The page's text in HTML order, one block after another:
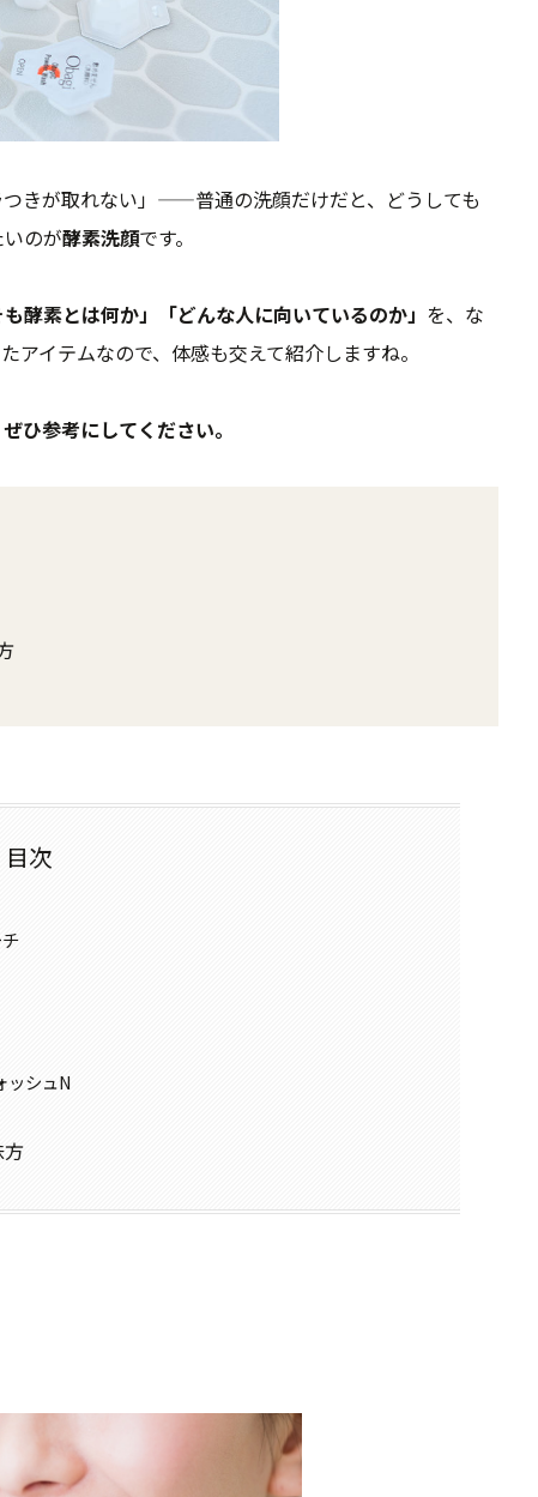
つきが取れない」——普通の洗顔だけだと、どうしても
のが酵素洗顔です。
酵素とは何か」「どんな人に向いているのか」 を、な
アイテムなので、体感も交えて紹介しますね。
ひ参考にしてください。
目次
ッシュN
方